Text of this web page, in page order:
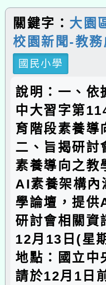
關鍵字： 大園
校園新聞-教務
國民小學
說明：一、依
中大習字第
育階段素養導
二、旨揭研討
素養導向之教
AI素養架構內
學論壇，提供
研討會相關資
12月13日(星
地點：國立中
請於12月1日